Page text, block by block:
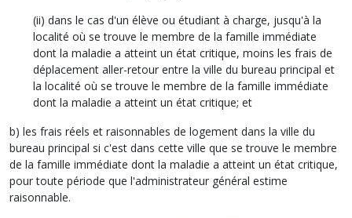
(ii) dans le cas d'un élève ou étudiant à charge, jusqu'à la
localité où se trouve le membre de la famille immédiate
dont la maladie a atteint un état critique, moins les frais de
déplacement aller-retour entre la ville du bureau principal et
la localité où se trouve le membre de la famille immédiate
dont la maladie a atteint un état critique; et
b) les frais réels et raisonnables de logement dans la ville du
bureau principal si c'est dans cette ville que se trouve le membre
de la famille immédiate dont la maladie a atteint un état critique,
pour toute période que l'administrateur général estime
raisonnable.